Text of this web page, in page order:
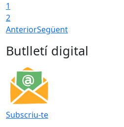
1
2
AnteriorSegüent
Butlletí digital
Subscriu-te